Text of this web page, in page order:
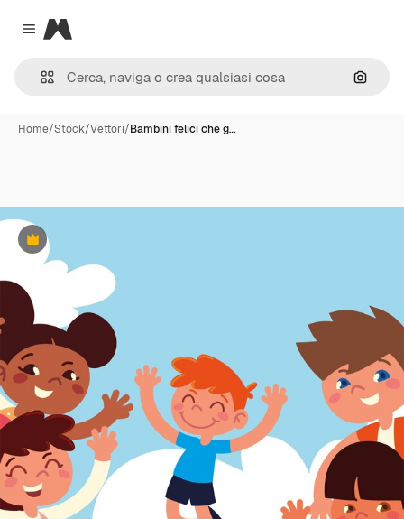
Close menu
Magnific
Cerca
Home/Stock/Vettori/Bambini felici che g…
Premium